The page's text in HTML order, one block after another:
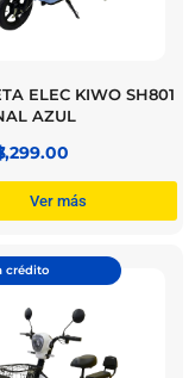
ELEC KIWO SH801
AZUL
Ver más
crédito